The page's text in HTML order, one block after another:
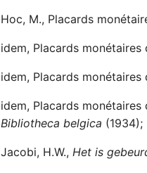
Hoc, M., Placards
idem, Placards
idem, Placards
idem, Placards
Bibliotheca belgica (1934);
Jacobi, H.W.,Het is